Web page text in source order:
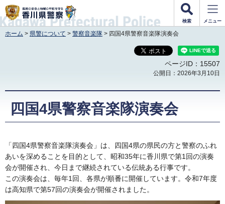
香川県警察
検索 メニュー
ホーム > 県警について > 警察音楽隊 > 四国4県警察音楽隊演奏会
ページID：15507
公開日：2026年3月10日
四国4県警察音楽隊演奏会
「四国4県警察音楽隊演奏会」は、四国4県の県民の方と警察のふれ
あいを深めることを目的として、昭和35年に香川県で第1回の演奏
会が開催され、今日まで継続されている伝統ある行事です。
この演奏会は、毎年1回、各県が順番に開催しています。令和7年度
は高知県で第57回の演奏会が開催されました。